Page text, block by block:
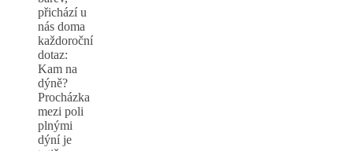
přichází u
nás doma
každoroční
dotaz:
Kam na
dýně?
Procházka
mezi poli
plnými
dýní je